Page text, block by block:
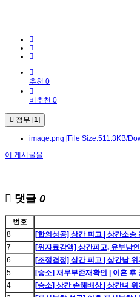
추천 0
비추천 0
첨부 [1]
image.png [File Size:511.3KB/
이 게시물을
댓글 0
번호
8
[합의성공] 상간 피고 | 상간소송
7
[위자료감액] 상간피고, 유부남
6
[조정결정] 상간 피고 | 상간남
5
[승소] 채무부존재확인 | 이혼 후
4
[승소] 상간 손해배상 | 상간녀